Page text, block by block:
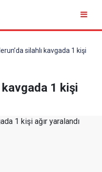
silahlı kavgada 1 kişi
kavgada 1 kişi